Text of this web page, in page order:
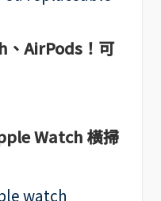
、AirPods！可
Watch 橫掃